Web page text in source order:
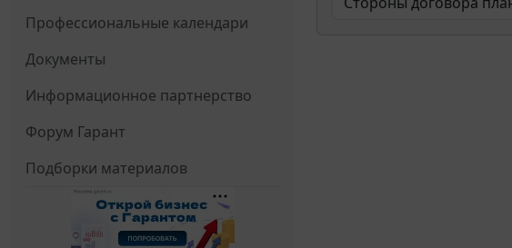
Профессиональные календари
Документы
Информационное партнерство
Форум Гарант
Подборки материалов